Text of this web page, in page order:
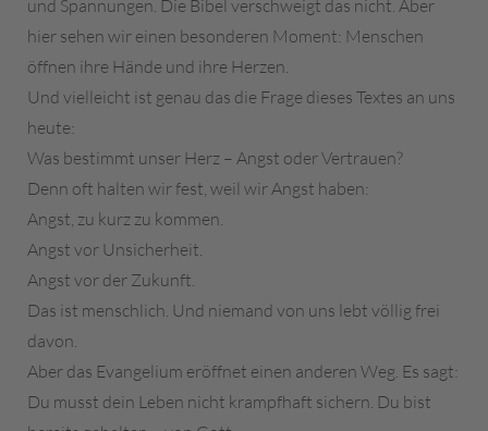
und Spannungen. Die Bibel verschweigt das nicht. Aber
hier sehen wir einen besonderen Moment: Menschen
öffnen ihre Hände und ihre Herzen.
Und vielleicht ist genau das die Frage dieses Textes an uns
heute:
Was bestimmt unser Herz – Angst oder Vertrauen?
Denn oft halten wir fest, weil wir Angst haben:
Angst, zu kurz zu kommen.
Angst vor Unsicherheit.
Angst vor der Zukunft.
Das ist menschlich. Und niemand von uns lebt völlig frei
davon.
Aber das Evangelium eröffnet einen anderen Weg. Es sagt:
Du musst dein Leben nicht krampfhaft sichern. Du bist